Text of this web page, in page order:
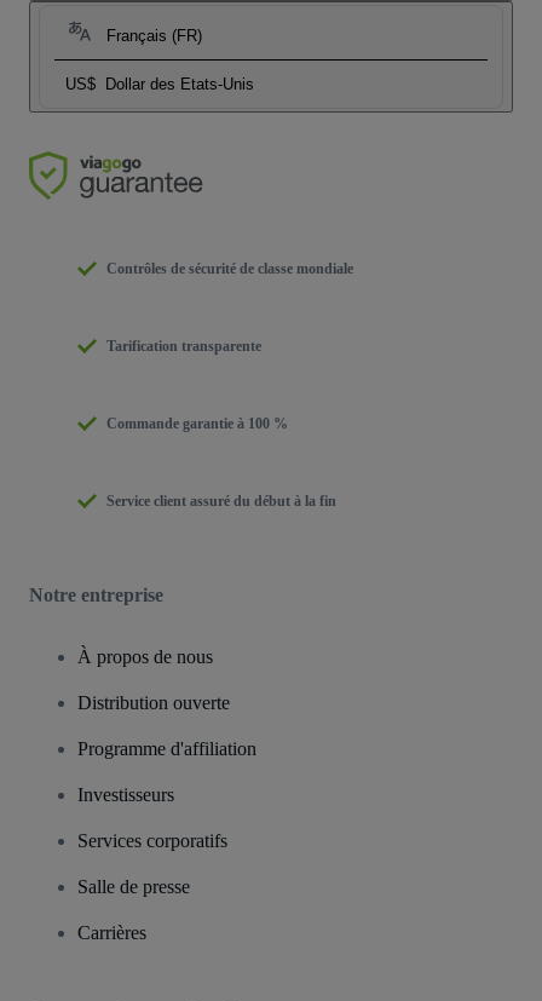
Français (FR)
US$ Dollar des Etats-Unis
Contrôles de sécurité de classe mondiale
Tarification transparente
Commande garantie à 100 %
Service client assuré du début à la fin
Notre entreprise
À propos de nous
Distribution ouverte
Programme d'affiliation
Investisseurs
Services corporatifs
Salle de presse
Carrières